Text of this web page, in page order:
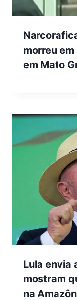
morreu
em Mato
Lula envia
mostram
na